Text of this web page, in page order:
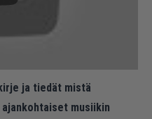
ja tiedät mistä
ajankohtaiset musiikin